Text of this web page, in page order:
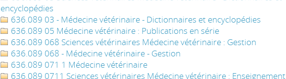
encyclopédies
636.089 03 - Médecine vétérinaire - Dictionnaires et encyclopédies
636.089 05 Médecine vétérinaire : Publications en série
636.089 068 Sciences vétérinaires Médecine vétérinaire : Gestion
636.089 068 - Médecine vétérinaire - Gestion
636.089 071 1 Médecine vétérinaire
636.089 0711 Sciences vétérinaires Médecine vétérinaire : Enseignement